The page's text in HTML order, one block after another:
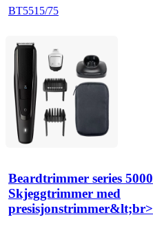
BT5515/75
Beardtrimmer series 5000
Skjeggtrimmer med
presisjonstrimmer&lt;br>